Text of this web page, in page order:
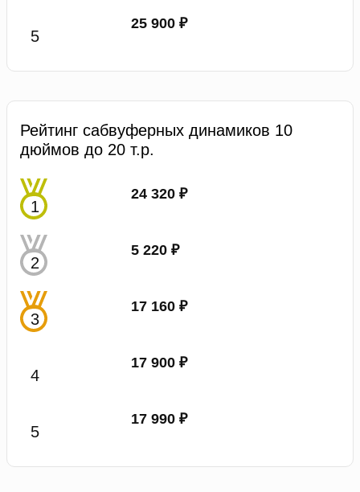
25 900 ₽
Рейтинг сабвуферных динамиков 10
дюймов до 20 т.р.
24 320 ₽
5 220 ₽
17 160 ₽
17 900 ₽
17 990 ₽